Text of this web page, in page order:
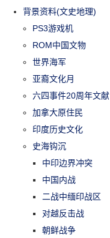
背景资料(文史地理)
PS3游戏机
ROM中国文物
世界海军
亚裔文化月
六四事件20周年文献
加拿大原住民
印度历史文化
史海钩沉
中印边界冲突
中国内战
二战中缅印战区
对越反击战
朝鲜战争